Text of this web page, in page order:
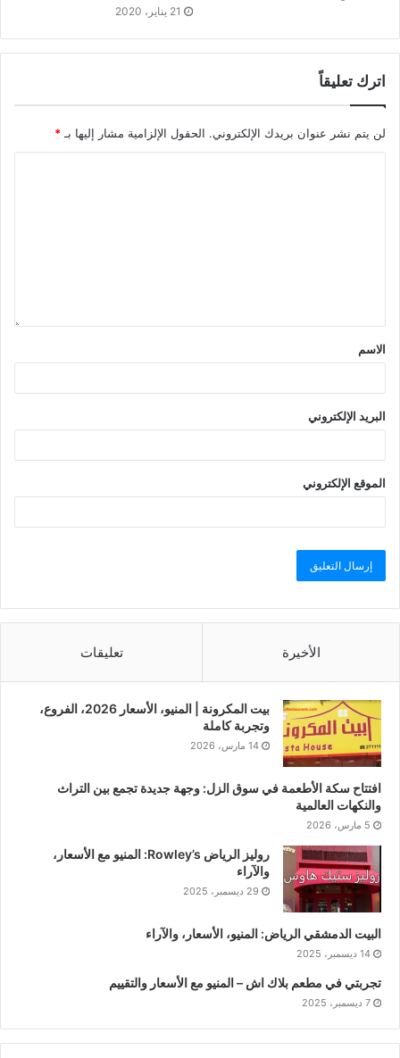
21 يناير، 2020
اترك تعليقاً
لن يتم نشر عنوان بريدك الإلكتروني. الحقول الإلزامية مشار إليها بـ *
الاسم
البريد الإلكتروني
الموقع الإلكتروني
الأخيرة تعليقات
بيت المكرونة | المنيو، الأسعار 2026، الفروع،
وتجربة كاملة
14 مارس، 2026
افتتاح سكة الأطعمة في سوق الزل: وجهة جديدة تجمع بين التراث
والنكهات العالمية
5 مارس، 2026
روليز الرياض Rowley’s: المنيو مع الأسعار،
والآراء
29 ديسمبر، 2025
البيت الدمشقي الرياض: المنيو، الأسعار، والآراء
14 ديسمبر، 2025
تجربتي في مطعم بلاك اش – المنيو مع الأسعار والتقييم
7 ديسمبر، 2025